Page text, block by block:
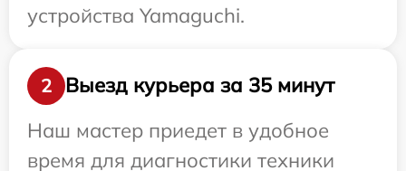
устройства Yamaguchi.
2
Выезд курьера за 35 минут
Наш мастер приедет в удобное
время для диагностики техники